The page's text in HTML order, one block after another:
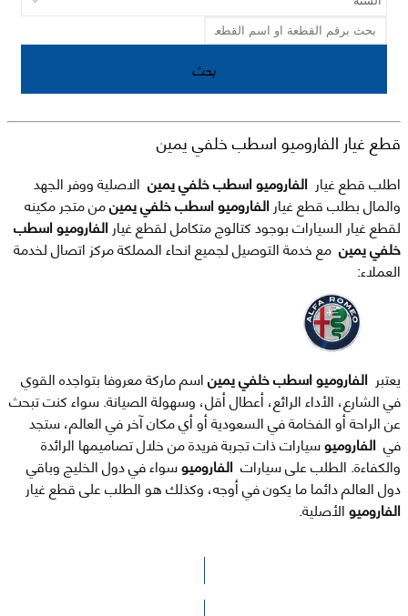
بحث
قطع غيار الفاروميو اسطب خلفي يمين
اطلب قطع غيار
الاصلية ووفر الجهد
والمال بطلب قطع غيار
الفاروميو اسطب خلفي يمينمن متجر مكينه
لقطع غيار السيارات بوجود كتالوج متكامل لقطع غيار الفاروميو اسطب
خلفي يمين مع خدمة التوصيل لجميع انحاء المملكة مركز اتصال لخدمة
العملاء:
يعتبر الفاروميو اسطب خلفي يميناسم ماركة معروفا بتواجده القوي
في الشارع، الأداء الرائع، أعطال أقل، وسهولة الصيانة. سواء كنت تبحث
عن الراحة أو الفخامة في السعودية أو أي مكان آخر في العالم، ستجد
في الفاروميوسيارات ذات تجربة فريدة من خلال تصاميمها الرائدة
والكفاءة. الطلب على سيارات الفاروميوسواء في دول الخليج وباقي
دول العالم دائما ما يكون في أوجه، وكذلك هو الطلب على قطع غيار
الفاروميوالأصلية.
الرجاء الضغط هنا للوصول لصفحة البحث